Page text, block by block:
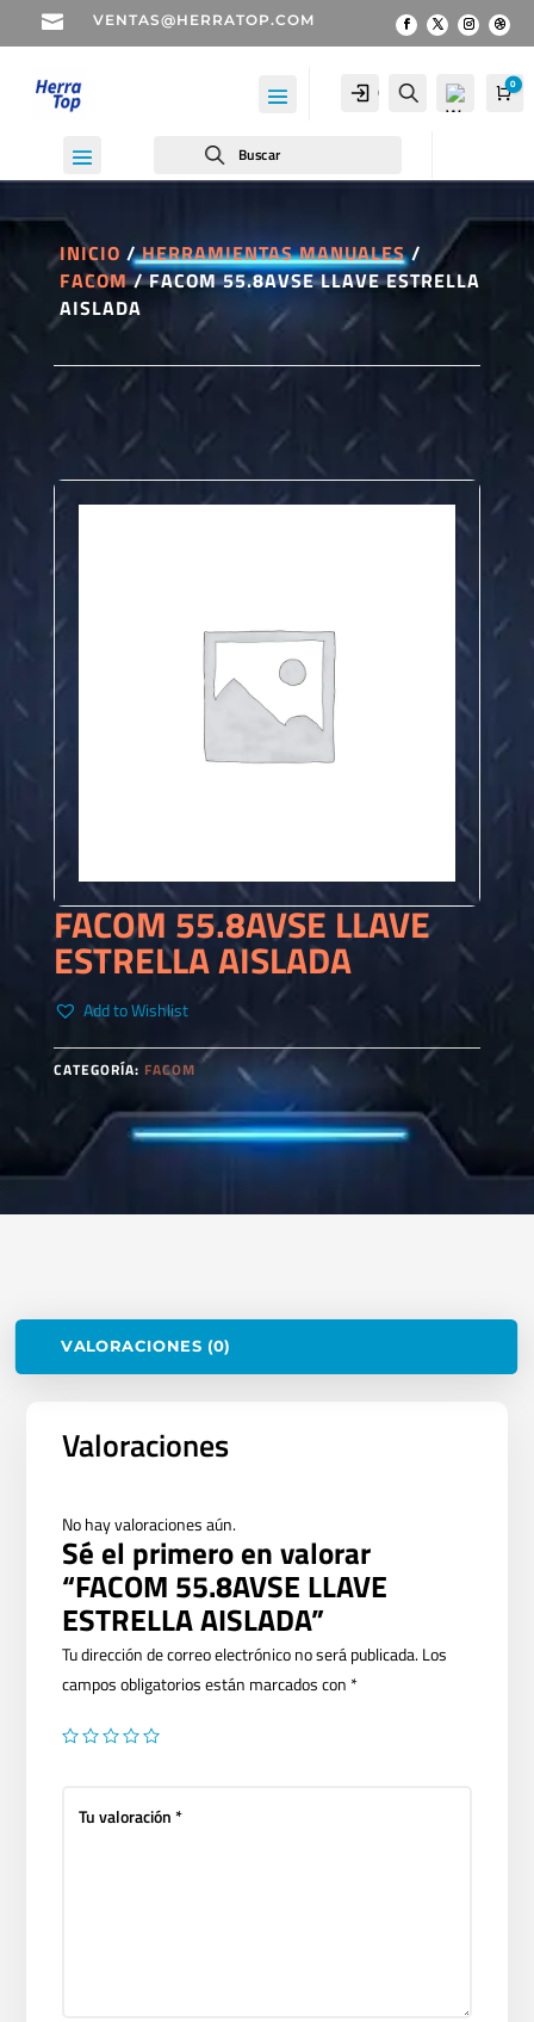
 VENTAS@HERRATOP.COM
Cuenta Buscar
Wis
0
Buscar
INICIO /HERRAMIENTAS MANUALES/
FACOM/ FACOM 55.8AVSE LLAVE ESTRELLA
AISLADA
FACOM 55.8AVSE LLAVE
ESTRELLA AISLADA
Add to Wishlist
CATEGORÍA: FACOM
VALORACIONES (0)
Valoraciones
No hay valoraciones aún.
Sé el primero en valorar
“FACOM 55.8AVSE LLAVE
ESTRELLA AISLADA”
Tu dirección de correo electrónico no será publicada.Los
campos obligatorios están marcados con *